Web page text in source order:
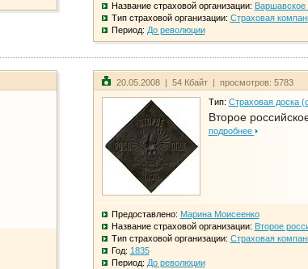
Название страховой организации:
Тип страховой организации: Страховая
Период: До революции
20.05.2008 | 54 Кбайт | просмотров: 5783
Тип: Страховая доска
Второе
подробнее
Предоставлено: Марина Моисеенко
Название страховой организации: Второе
Тип страховой организации: Страховая
Год: 1835
Период: До революции